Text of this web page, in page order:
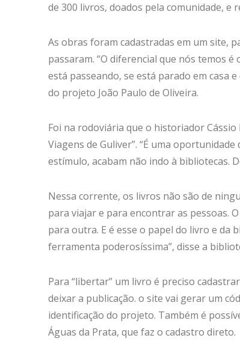
de 300 livros, doados pela comunidade, e
As obras foram cadastradas em um site,
passaram. “O diferencial que nós temos
está passeando, se está parado em casa
do projeto João Paulo de Oliveira.
Foi na rodoviária que o historiador
Viagens de Guliver”. “É uma
estímulo, acabam não indo à bibliotecas.
Nessa corrente, os livros não são de
para viajar e para encontrar as pessoas.
para outra. E é esse o papel do livro e da
ferramenta poderosíssima”, disse a
Para “libertar” um livro é preciso
deixar a publicação. o site vai gerar um
identificação do projeto. Também é
Águas da Prata, que faz o cadastro direto.